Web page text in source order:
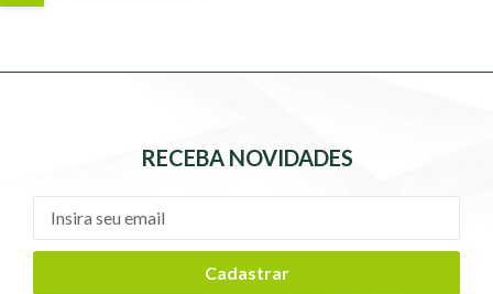
RECEBA NOVIDADES
Cadastrar